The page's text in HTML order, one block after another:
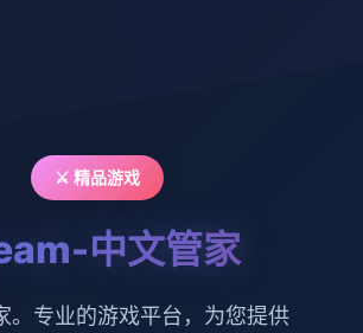
⚔️ 精品游戏
中文管家
。专业的游戏平台，为您提供